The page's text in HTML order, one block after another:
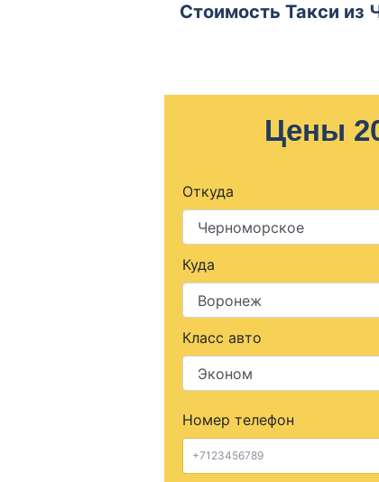
Стоимость Такси из
Цены
Откуда
Куда
Класс авто
Номер телефон